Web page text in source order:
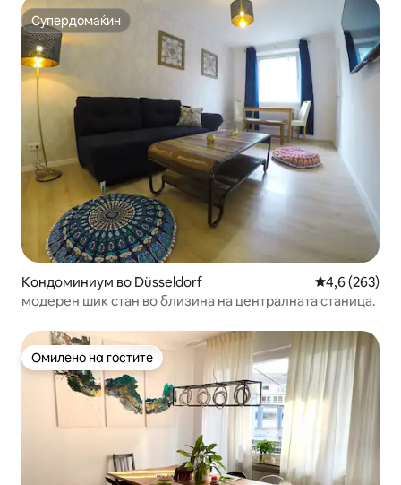
Супердомаќин
Супердомаќин
Кондоминиум во Düsseldorf Просечна
4,6 (263)
модерен шик стан во близина на централната станица.
Омилено на гостите
Омилено на гостите